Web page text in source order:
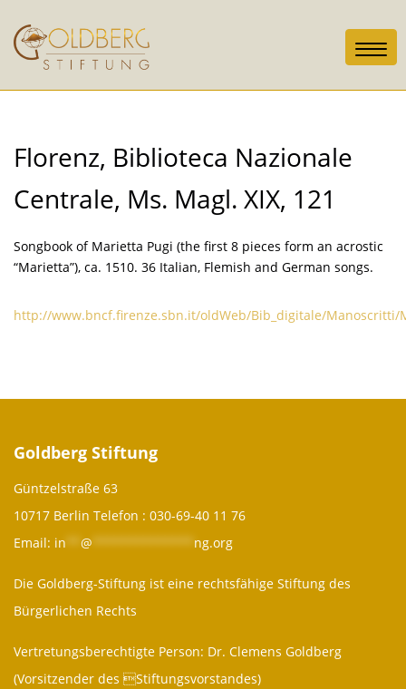
Florenz, Biblioteca Nazionale
Centrale, Ms. Magl. XIX, 121
Songbook of Marietta Pugi (the first 8 pieces form an acrostic
“Marietta”), ca. 1510. 36 Italian, Flemish and German songs.
http://www.bncf.firenze.sbn.it/oldWeb/Bib_digitale/Manoscritti/
Goldberg Stiftung
Güntzelstraße 63
10717 Berlin Telefon : 030-69-40 11 76
Email: in @ ************** ng.org
Die Goldberg-Stiftung ist eine rechtsfähige Stiftung des
Bürgerlichen Rechts
Vertretungsberechtigte Person: Dr. Clemens Goldberg
(Vorsitzender des Stiftungsvorstandes)